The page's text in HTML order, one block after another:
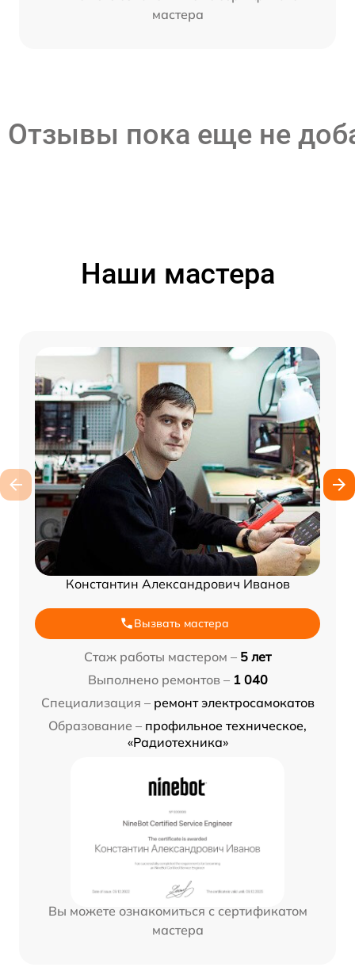
мастера
Отзывы пока еще не
Наши мастера
Константин Александрович Иванов
Вызвать мастера
Стаж работы мастером – 5 лет
Выполнено ремонтов – 1 040
Специализация – ремонт электросамокатов
Образование – профильное техническое,
«Радиотехника»
Вы можете ознакомиться с сертификатом
мастера